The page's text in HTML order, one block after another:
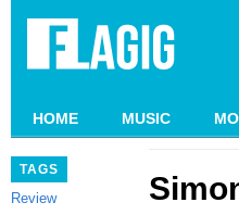
HOME MUSIC
TAGS
Review